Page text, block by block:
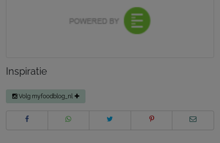
Inspiratie
Volg myfoodblog_nl